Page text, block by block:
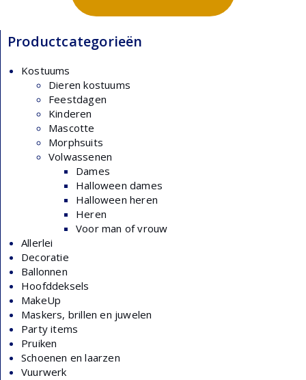
Productcategorieën
Kostuums
Dieren kostuums
Feestdagen
Kinderen
Mascotte
Morphsuits
Volwassenen
Dames
Halloween dames
Halloween heren
Heren
Voor man of vrouw
Allerlei
Decoratie
Ballonnen
Hoofddeksels
MakeUp
Maskers, brillen en juwelen
Party items
Pruiken
Schoenen en laarzen
Vuurwerk